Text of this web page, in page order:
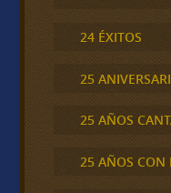
24 ÉXITOS
25
25 AÑOS
25 AÑOS CON